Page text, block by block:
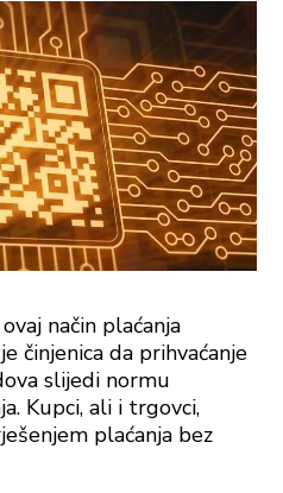
način plaćanja
činjenica da prihvaćanje
slijedi normu
Kupci, ali i trgovci,
plaćanja bez